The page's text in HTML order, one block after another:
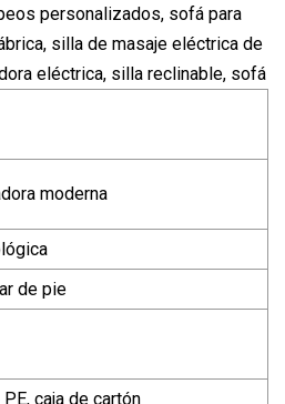
personalizados, sofá para
silla de masaje eléctrica de
eléctrica, silla reclinable, sofá
moderna
de pie
caja de cartón